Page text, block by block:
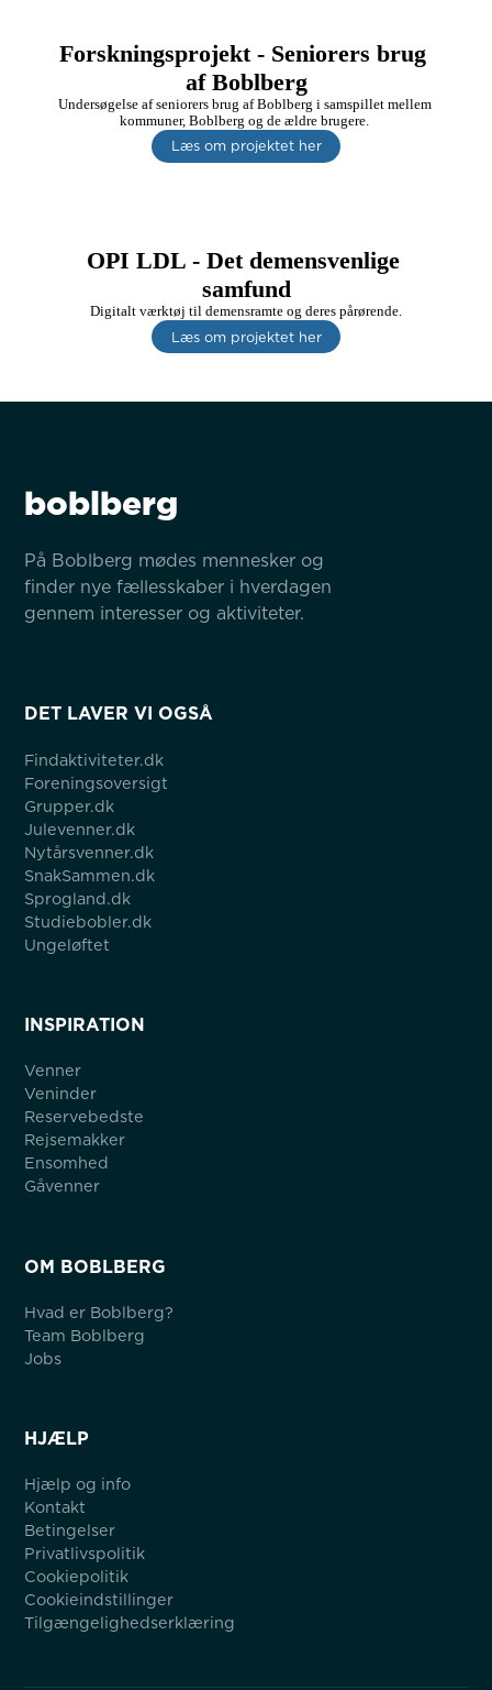
Forskningsprojekt - Seniorers brug
af Boblberg
Undersøgelse af seniorers brug af Boblberg i samspillet mellem
kommuner, Boblberg og de ældre brugere.
Læs om projektet her
OPI LDL - Det demensvenlige
samfund
Digitalt værktøj til demensramte og deres pårørende.
Læs om projektet her
boblberg
På Boblberg mødes mennesker og
finder nye fællesskaber i hverdagen
gennem interesser og aktiviteter.
DET LAVER VI OGSÅ
Findaktiviteter.dk
Foreningsoversigt
Grupper.dk
Julevenner.dk
Nytårsvenner.dk
SnakSammen.dk
Sprogland.dk
Studiebobler.dk
Ungeløftet
INSPIRATION
Venner
Veninder
Reservebedste
Rejsemakker
Ensomhed
Gåvenner
OM BOBLBERG
Hvad er Boblberg?
Team Boblberg
Jobs
HJÆLP
Hjælp og info
Kontakt
Betingelser
Privatlivspolitik
Cookiepolitik
Cookieindstillinger
Tilgængelighedserklæring